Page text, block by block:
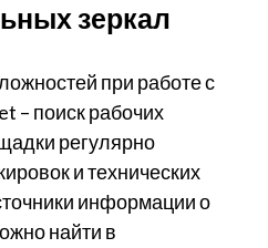
зеркал
при работе с
– поиск рабочих
регулярно
и технических
информации о
найти в